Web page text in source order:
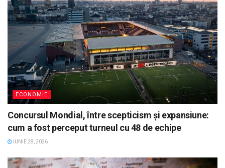
ECONOMIE
Concursul Mondial, între scepticism și expansiune:
cum a fost perceput turneul cu 48 de echipe
IUNIE 28, 2026